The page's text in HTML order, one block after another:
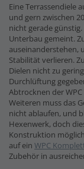
Eine Terrassendiele
und gern zwischen
nicht gerade
Unterbau gemeint.
auseinanderstehen,
Stabilität verlieren.
Dielen nicht zu
Durchlüftung
Abtrocknen der
Weiteren muss das
nicht ablaufen, und
Hexenwerk, doch
Konstruktion
auf ein WPC
Zubehör in